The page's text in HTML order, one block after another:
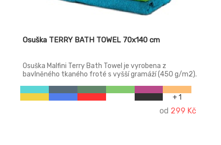
Osuška TERRY BATH TOWEL 70x140 cm
Osuška Malfini Terry Bath Towel je vyrobena z
bavlněného tkaného froté s vyšší gramáží (450 g/m2).
+ 1
od 299 Kč